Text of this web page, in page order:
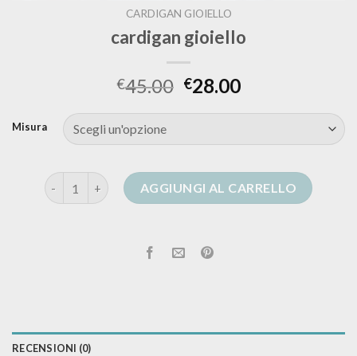
CARDIGAN GIOIELLO
cardigan gioiello
€45.00 €28.00
Misura
cardigan gioiello quantitàAGGIUNGI AL CARRELLO
RECENSIONI (0)